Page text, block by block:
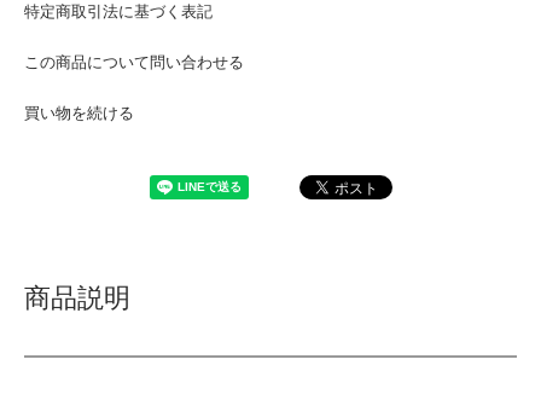
特定商取引法に基づく表記
この商品について問い合わせる
買い物を続ける
商品説明